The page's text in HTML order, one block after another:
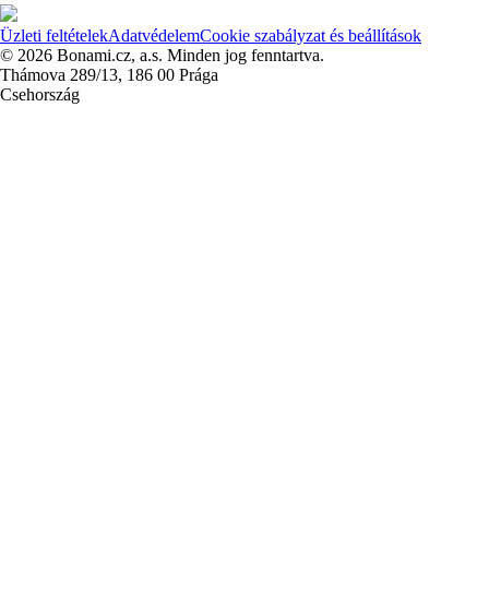
Üzleti feltételekAdatvédelemCookie szabályzat és beállítások
© 2026 Bonami.cz, a.s. Minden jog fenntartva.
Thámova 289/13, 186 00 Prága
Csehország